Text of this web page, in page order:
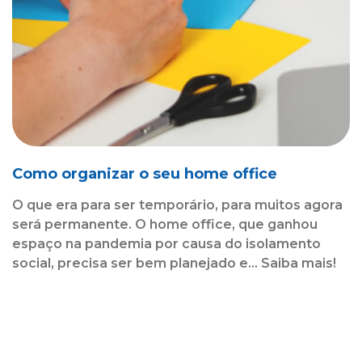
Como organizar o seu home office
O que era para ser temporário, para muitos agora
será permanente. O home office, que ganhou
espaço na pandemia por causa do isolamento
social, precisa ser bem planejado e... Saiba mais!